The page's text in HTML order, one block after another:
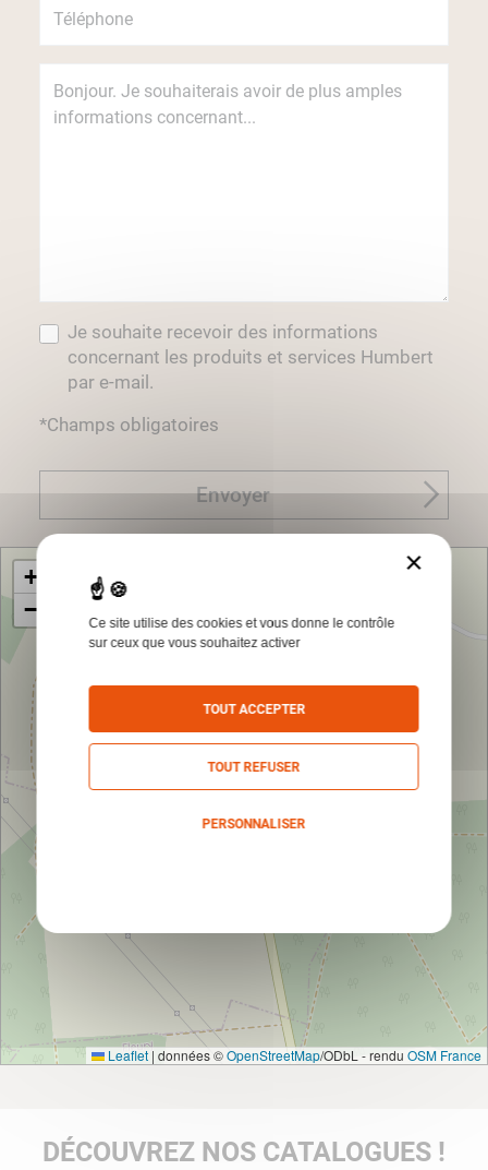
Je souhaite recevoir des informations
concernant les produits et services Humbert
par e-mail.
*Champs obligatoires
Envoyer
+
−
Leaflet | données ©OpenStreetMap/ODbL - rendu OSM France
DÉCOUVREZ NOS CATALOGUES !
×
Ce site utilise des cookies et vous donne le contrôle
sur ceux que vous souhaitez activer
TOUT ACCEPTER
TOUT REFUSER
PERSONNALISER